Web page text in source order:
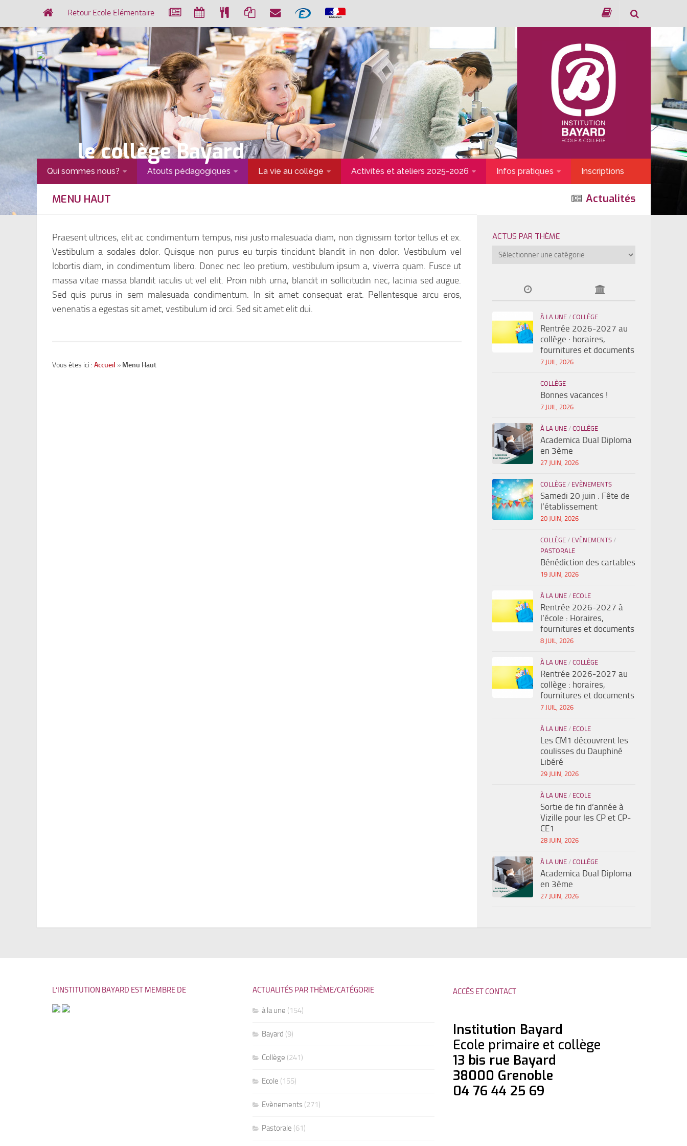
Retour Ecole Elémentaire
le collège Bayard
Qui sommes nous? Atouts pédagogiques La vie au collège Activités et ateliers 2025-2026 Infos pratiques Inscriptions
MENU HAUT
Praesent ultrices, elit ac condimentum tempus, nisi justo malesuada diam, non dignissim tortor tellus et ex.
Vestibulum a sodales dolor. Quisque non purus eu turpis tincidunt blandit in non dolor. Vestibulum vel
lobortis diam, in condimentum libero. Donec nec leo pretium, vestibulum ipsum a, viverra quam. Fusce ut
massa vitae massa blandit iaculis ut vel elit. Proin nibh urna, blandit in sollicitudin nec, lacinia sed augue.
Sed quis purus in sem malesuada condimentum. In sit amet consequat erat. Pellentesque arcu eros,
venenatis a egestas sit amet, vestibulum id orci. Sed sit amet elit dui.
Vous êtes ici : Accueil » Menu Haut
Actualités
ACTUS PAR THÈME
À LA UNE/ COLLÈGE
Rentrée 2026-2027 au
collège : horaires,
fournitures et documents
7 JUIL, 2026
COLLÈGE
Bonnes vacances !
7 JUIL, 2026
À LA UNE/ COLLÈGE
Academica Dual Diploma
en 3ème
27 JUIN, 2026
COLLÈGE/ EVÈNEMENTS
Samedi 20 juin : Fête de
l’établissement
20 JUIN, 2026
COLLÈGE/ EVÈNEMENTS/
PASTORALE
Bénédiction des cartables
19 JUIN, 2026
À LA UNE/ ECOLE
Rentrée 2026-2027 à
l’école : Horaires,
fournitures et documents
8 JUIL, 2026
À LA UNE/ COLLÈGE
Rentrée 2026-2027 au
collège : horaires,
fournitures et documents
7 JUIL, 2026
À LA UNE/ ECOLE
Les CM1 découvrent les
coulisses du Dauphiné
Libéré
29 JUIN, 2026
À LA UNE/ ECOLE
Sortie de fin d’année à
Vizille pour les CP et CP-
CE1
28 JUIN, 2026
À LA UNE/ COLLÈGE
Academica Dual Diploma
en 3ème
27 JUIN, 2026
L’INSTITUTION BAYARD EST MEMBRE DE ACTUALITÉS PAR THÈME/CATÉGORIE
à la une (154)
Bayard (9)
Collège (241)
Ecole (155)
Evènements(271)
Pastorale (61)
ACCÈS ET CONTACT
Institution Bayard
Ecole primaire et collège
13 bis rue Bayard
38000 Grenoble
04 76 44 25 69